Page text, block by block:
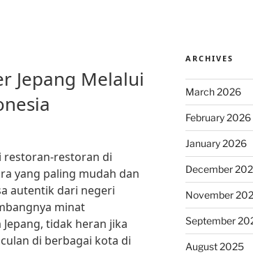
Jepang Melalui
restoran-restoran di
yang paling mudah dan
autentik dari negeri
minat
tidak heran jika
di berbagai kota di
ARCHIVES
March 2026
February 2026
January 2026
December
November
September
August 2025